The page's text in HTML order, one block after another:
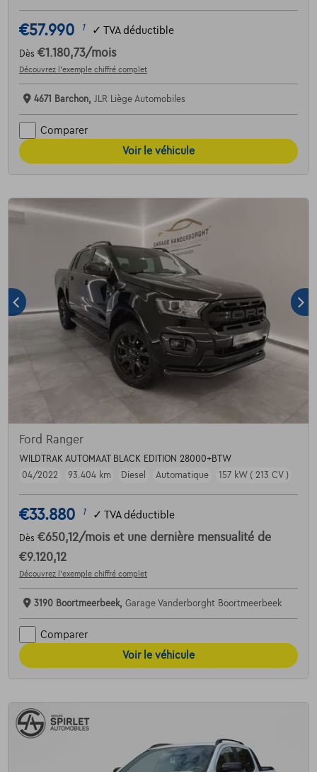
€57.990 1 ✓ TVA déductible
Dès €1.180,73/mois
Découvrez l’exemple chiffré complet
4671 Barchon, JLR Liège Automobiles
Comparer
Voir le véhicule
Ford Ranger
WILDTRAK AUTOMAAT BLACK EDITION 28000+BTW
04/2022
93.404 km Diesel Automatique 157 kW ( 213 CV )
€33.880 1 ✓ TVA déductible
Dès €650,12/mois et une dernière mensualité de
€9.120,12
Découvrez l’exemple chiffré complet
3190 Boortmeerbeek, Garage Vanderborght Boortmeerbeek
Comparer
Voir le véhicule